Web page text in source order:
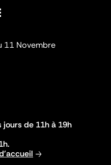
11 Novembre
de 11h à 19h